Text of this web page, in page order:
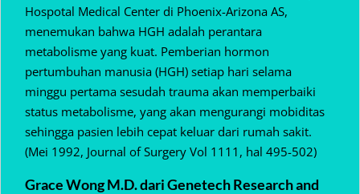
Hospotal Medical Center di Phoenix-Arizona AS,
menemukan bahwa HGH adalah perantara
metabolisme yang kuat. Pemberian hormon
pertumbuhan manusia (HGH) setiap hari selama
minggu pertama sesudah trauma akan memperbaiki
status metabolisme, yang akan mengurangi mobiditas
sehingga pasien lebih cepat keluar dari rumah sakit.
(Mei 1992, Journal of Surgery Vol 1111, hal 495-502)
Grace Wong M.D. dari Genetech Research and